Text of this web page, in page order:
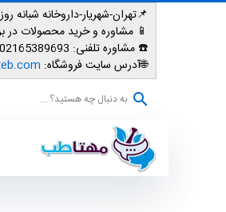
📌تهران-شهریار-داروخانه شبانه
📱 مشاوره و خرید محصولات در برنامه
☎️ مشاوره تلفنی:
🌐آدرس سایت فروشگاه:
به دنبال چه هستید؟ ...